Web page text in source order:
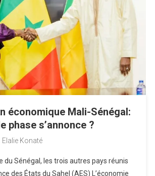
économique Mali-Sénégal:
phase s’annonce ?
Elalie Konaté
du Sénégal, les trois autres pays réunis
des États du Sahel (AES) L’économie